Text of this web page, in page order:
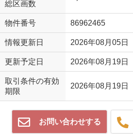
総区画数
物件番号 86962465
情報更新日 2026年08月05日
更新予定日 2026年08月19日
取引条件の有効
期限
2026年08月19日
お問い合わせする